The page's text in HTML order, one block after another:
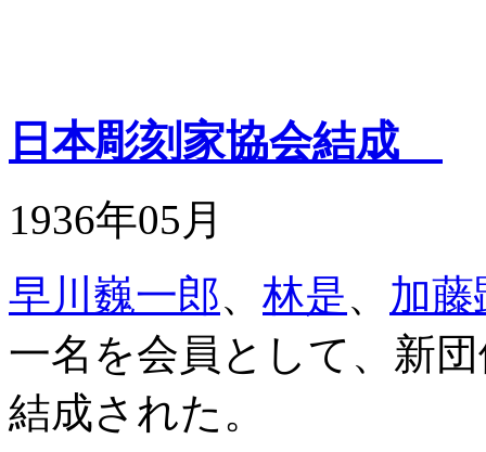
日本彫刻家協会結成
1936年05月
早川巍一郎、 林是、 加藤
一名を会員として、新
結成された。